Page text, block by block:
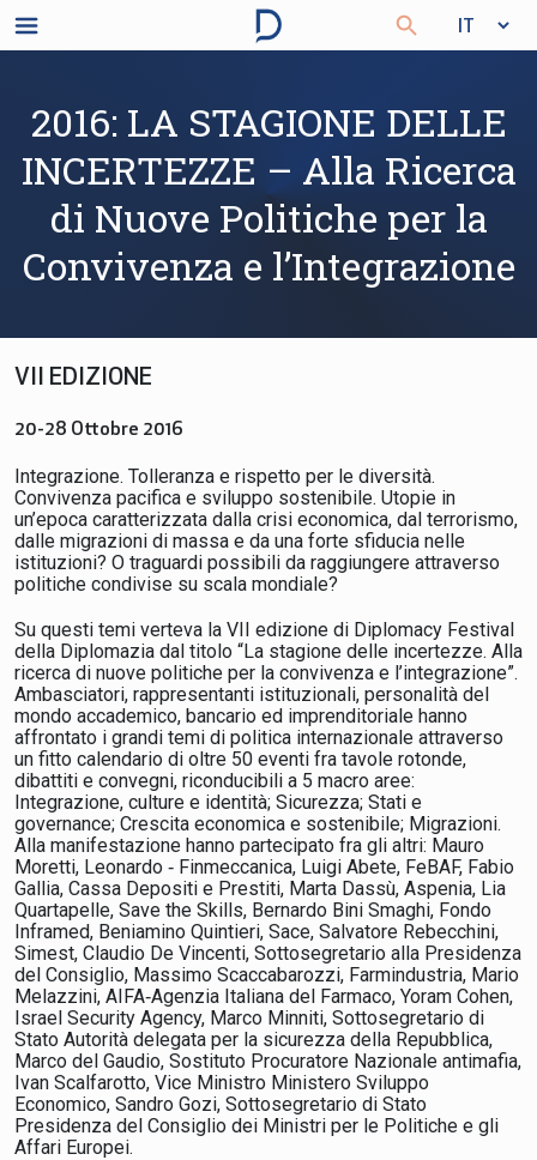
2016: LA STAGIONE DELLE
INCERTEZZE – Alla Ricerca
di Nuove Politiche per la
Convivenza e l’Integrazione
VII EDIZIONE
20-28 Ottobre 2016
Integrazione. Tolleranza e rispetto per le diversità.
Convivenza pacifica e sviluppo sostenibile. Utopie in
un’epoca caratterizzata dalla crisi economica, dal terrorismo,
dalle migrazioni di massa e da una forte sfiducia nelle
istituzioni? O traguardi possibili da raggiungere attraverso
politiche condivise su scala mondiale?
Su questi temi verteva la VII edizione di Diplomacy Festival
della Diplomazia dal titolo “La stagione delle incertezze. Alla
ricerca di nuove politiche per la convivenza e l’integrazione”.
Ambasciatori, rappresentanti istituzionali, personalità del
mondo accademico, bancario ed imprenditoriale hanno
affrontato i grandi temi di politica internazionale attraverso
un fitto calendario di oltre 50 eventi fra tavole rotonde,
dibattiti e convegni, riconducibili a 5 macro aree:
Integrazione, culture e identità; Sicurezza; Stati e
governance; Crescita economica e sostenibile; Migrazioni.
Alla manifestazione hanno partecipato fra gli altri: Mauro
Moretti, Leonardo ‐ Finmeccanica, Luigi Abete, FeBAF, Fabio
Gallia, Cassa Depositi e Prestiti, Marta Dassù, Aspenia, Lia
Quartapelle, Save the Skills, Bernardo Bini Smaghi, Fondo
Inframed, Beniamino Quintieri, Sace, Salvatore Rebecchini,
Simest, Claudio De Vincenti, Sottosegretario alla Presidenza
del Consiglio, Massimo Scaccabarozzi, Farmindustria, Mario
Melazzini, AIFA‐Agenzia Italiana del Farmaco, Yoram Cohen,
Israel Security Agency, Marco Minniti, Sottosegretario di
Stato Autorità delegata per la sicurezza della Repubblica,
Marco del Gaudio, Sostituto Procuratore Nazionale antimafia,
Ivan Scalfarotto, Vice Ministro Ministero Sviluppo
Economico, Sandro Gozi, Sottosegretario di Stato
Presidenza del Consiglio dei Ministri per le Politiche e gli
Affari Europei.